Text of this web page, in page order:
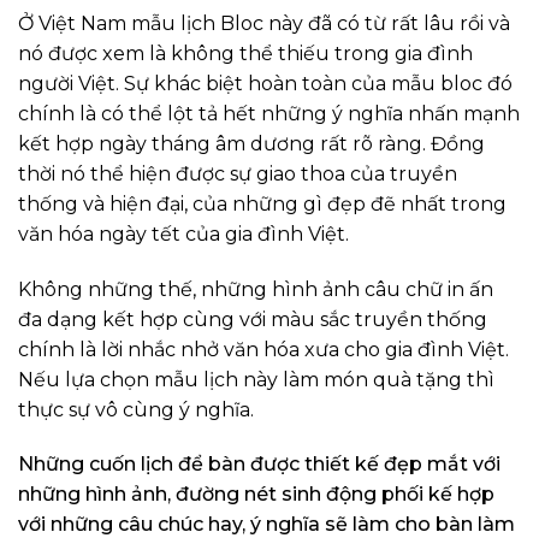
Ở Việt Nam mẫu lịch Bloc này đã có từ rất lâu rồi và
nó được xem là không thể thiếu trong gia đình
người Việt. Sự khác biệt hoàn toàn của mẫu bloc đó
chính là có thể lột tả hết những ý nghĩa nhấn mạnh
kết hợp ngày tháng âm dương rất rõ ràng. Đồng
thời nó thể hiện được sự giao thoa của truyền
thống và hiện đại, của những gì đẹp đẽ nhất trong
văn hóa ngày tết của gia đình Việt.
Không những thế, những hình ảnh câu chữ in ấn
đa dạng kết hợp cùng với màu sắc truyền thống
chính là lời nhắc nhở văn hóa xưa cho gia đình Việt.
Nếu lựa chọn mẫu lịch này làm món quà tặng thì
thực sự vô cùng ý nghĩa.
Những cuốn lịch để bàn được thiết kế đẹp mắt với
những hình ảnh, đường nét sinh động phối kế hợp
với những câu chúc hay, ý nghĩa sẽ làm cho bàn làm